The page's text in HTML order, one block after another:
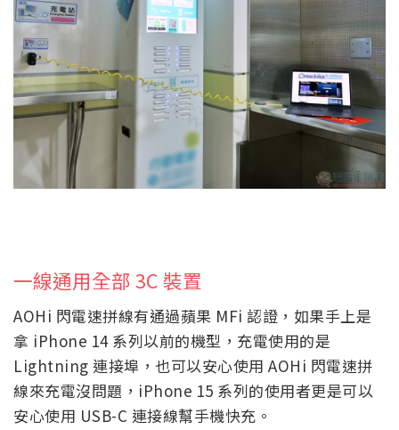
一線通用全部 3C 裝置
AOHi 閃電速拼線有通過蘋果 MFi 認證，如果手上是
拿 iPhone 14 系列以前的機型，充電使用的是
Lightning 連接埠，也可以安心使用 AOHi 閃電速拼
線來充電沒問題，iPhone 15 系列的使用者更是可以
安心使用 USB-C 連接線幫手機快充。